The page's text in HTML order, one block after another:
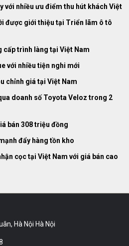
với nhiều ưu điểm thu hút khách Việt
được giới thiệu tại Triển lãm ô tô
cấp trình làng tại Việt Nam
với nhiều tiện nghi mới
chỉnh giá tại Việt Nam
doanh số Toyota Veloz trong 2
bán 308 triệu đồng
đẩy hàng tồn kho
cọc tại Việt Nam với giá bán cao
Hà Nội Hà Nội